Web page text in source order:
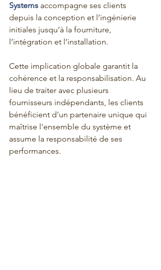
Systems accompagne ses clients
depuis la conception et l’ingénierie
initiales jusqu’à la fourniture,
l’intégration et l’installation.
Cette implication globale garantit la
cohérence et la responsabilisation. Au
lieu de traiter avec plusieurs
fournisseurs indépendants, les clients
bénéficient d'un partenaire unique qui
maîtrise l'ensemble du système et
assume la responsabilité de ses
performances.